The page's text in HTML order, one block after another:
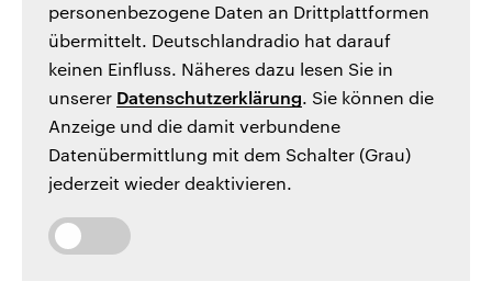
personenbezogene Daten an Drittplattformen
übermittelt. Deutschlandradio hat darauf
keinen Einfluss. Näheres dazu lesen Sie in
unserer Datenschutzerklärung. Sie können die
Anzeige und die damit verbundene
Datenübermittlung mit dem Schalter (Grau)
jederzeit wieder deaktivieren.